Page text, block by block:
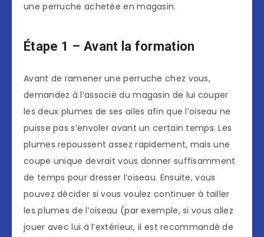
une perruche achetée en magasin.
Étape 1 – Avant la formation
Avant de ramener une perruche chez vous,
demandez à l’associé du magasin de lui couper
les deux plumes de ses ailes afin que l’oiseau ne
puisse pas s’envoler avant un certain temps. Les
plumes repoussent assez rapidement, mais une
coupe unique devrait vous donner suffisamment
de temps pour dresser l’oiseau. Ensuite, vous
pouvez décider si vous voulez continuer à tailler
les plumes de l’oiseau (par exemple, si vous allez
jouer avec lui à l’extérieur, il est recommandé de